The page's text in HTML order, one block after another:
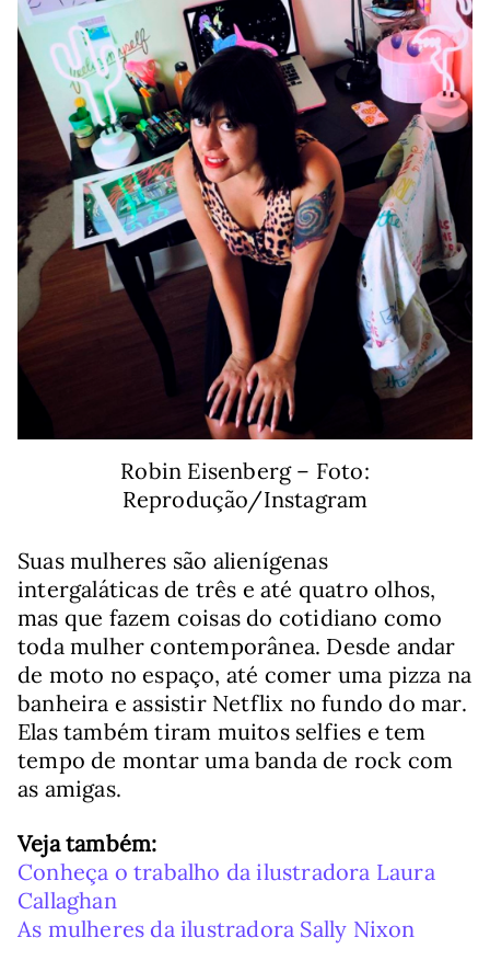
Robin Eisenberg – Foto:
Reprodução/Instagram
Suas mulheres são alienígenas
intergaláticas de três e até quatro olhos,
mas que fazem coisas do cotidiano como
toda mulher contemporânea. Desde andar
de moto no espaço, até comer uma pizza na
banheira e assistir Netflix no fundo do mar.
Elas também tiram muitos selfies e tem
tempo de montar uma banda de rock com
as amigas.
Veja também:
Conheça o trabalho da ilustradora Laura
Callaghan
As mulheres da ilustradora Sally Nixon